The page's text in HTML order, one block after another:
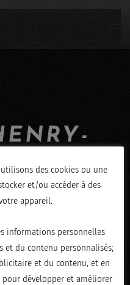
des cookies ou une
et/ou accéder à des
appareil.
informations personnelles
et du contenu personnalisés;
et du contenu, et en
développer et améliorer